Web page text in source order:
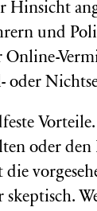
Hinsicht
und
Online-
oder
oder